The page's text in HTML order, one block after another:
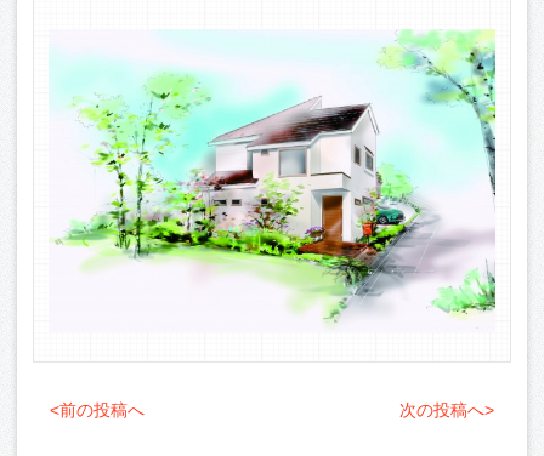
<前の投稿へ 次の投稿へ>